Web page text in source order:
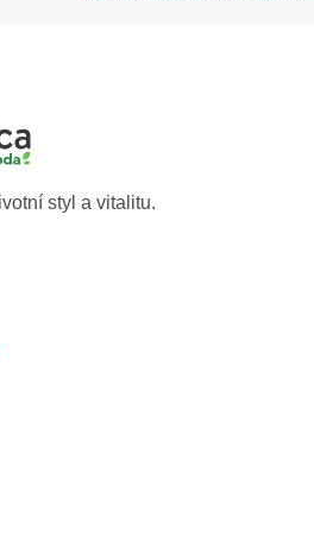
styl a vitalitu.